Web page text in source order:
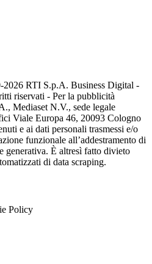
2026 RTI S.p.A. Business Digital -
riservati - Per la pubblicità
Mediaset N.V., sede legale
Viale Europa 46, 20093 Cologno
e ai dati personali trasmessi e/o
funzionale all’addestramento di
generativa. È altresì fatto divieto
di data scraping.
Policy